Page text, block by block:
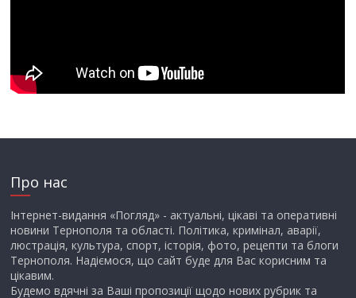
Про нас
Інтернет-видання «Погляд» - актуальні, цікаві та оперативні
новини Тернополя та області. Політика, кримінал, аварії,
люстрація, культура, спорт, історія, фото, рецепти та блоги
Тернополя. Надіємося, що сайт буде для Вас корисним та
цікавим.
Будемо вдячні за Ваші пропозиції щодо нових рубрик та